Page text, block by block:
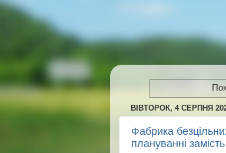
ВІВТОРОК, 4 СЕРПНЯ
Фабрика
плануванні замість